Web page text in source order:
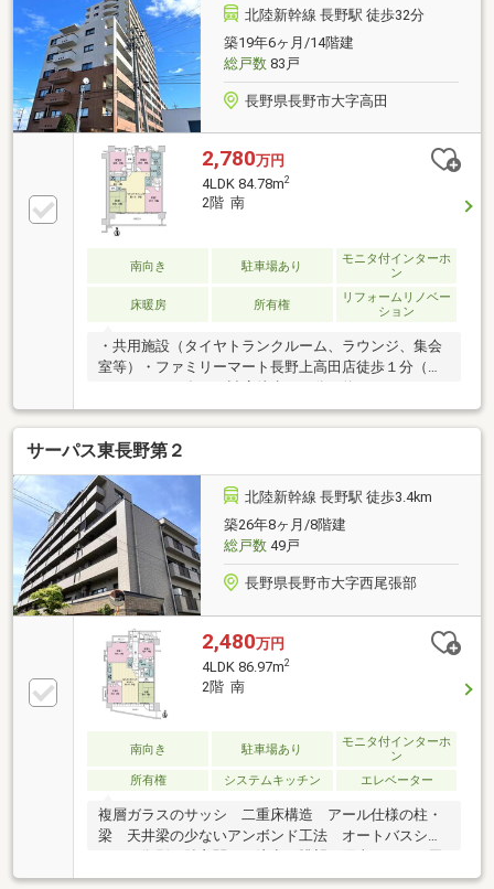
建物の変化や天候により変わります。
北陸新幹線 長野駅 徒歩32分
築19年6ヶ月/14階建
総戸数83戸
長野県長野市大字高田
2,780万円
4LDK 84.78m2
2階 南
南向き 駐車場あり
モニタ付インターホ
ン
床暖房 所有権
リフォームリノベー
ション
・共用施設（タイヤトランクルーム、ラウンジ、集会
室等）・ファミリーマート長野上高田店徒歩１分（約
MEGAドン・キホーテ長野店徒歩５分（約３８０
ｍ）・ニトリ長野店徒歩５分（約３６０ｍ）
サーパス東長野第２
北陸新幹線 長野駅 徒歩3.4km
築26年8ヶ月/8階建
総戸数49戸
長野県長野市大字西尾張部
2,480万円
4LDK 86.97m2
2階 南
南向き 駐車場あり
モニタ付インターホ
ン
所有権
システムキッチン エレベーター
複層ガラスのサッシ 二重床構造 アール仕様の柱・
梁 天井梁の少ないアンボンド工法 オートバスシス
辺建物の変化や天候により変わります。掲載写真の家